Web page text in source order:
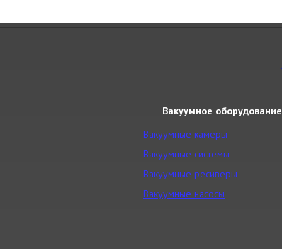
Вакуумное оборудование
Вакуумные камеры
Вакуумные системы
Вакуумные ресиверы
Вакуумные насосы